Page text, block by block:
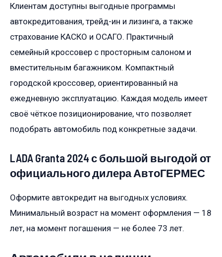
Клиентам доступны выгодные программы
автокредитования, трейд-ин и лизинга, а также
страхование КАСКО и ОСАГО. Практичный
семейный кроссовер с просторным салоном и
вместительным багажником. Компактный
городской кроссовер, ориентированный на
ежедневную эксплуатацию. Каждая модель имеет
своё чёткое позиционирование, что позволяет
подобрать автомобиль под конкретные задачи.
LADA Granta 2024 с большой выгодой от
официального дилера АвтоГЕРМЕС
Оформите автокредит на выгодных условиях.
Минимальный возраст на момент оформления — 18
лет, на момент погашения — не более 73 лет.